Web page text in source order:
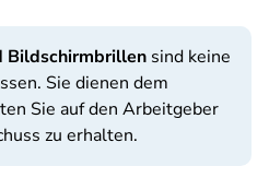
Bildschirmbrillen sind keine
Sie dienen dem
Sie auf den Arbeitgeber
zu erhalten.